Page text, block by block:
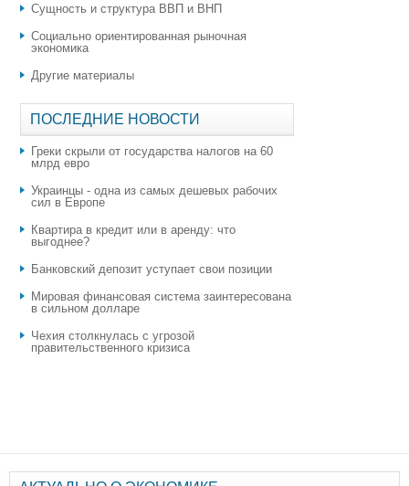
Сущность и структура ВВП и ВНП
Социально ориентированная рыночная
экономика
Другие материалы
ПОСЛЕДНИЕ НОВОСТИ
Греки скрыли от государства налогов на 60
млрд евро
Украинцы - одна из самых дешевых рабочих
сил в Европе
Квартира в кредит или в аренду: что
выгоднее?
​Банковский депозит уступает свои позиции
Мировая финансовая система заинтересована
в сильном долларе
Чехия столкнулась с угрозой
правительственного кризиса